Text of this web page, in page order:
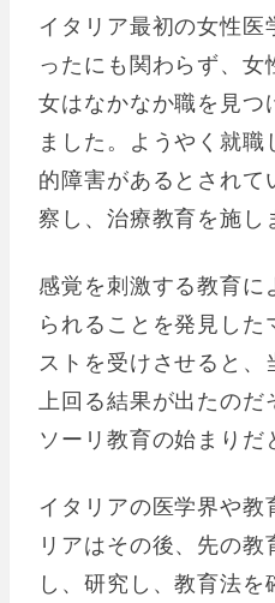
イタリア最初の女性
ったにも関わらず、
女はなかなか職を見つ
ました。ようやく就
的障害があるとされ
察し、治療教育を施し
感覚を刺激する教育に
られることを発見し
ストを受けさせると
上回る結果が出たの
ソーリ教育の始まりだ
イタリアの医学界や
リアはその後、先の
し、研究し、教育法